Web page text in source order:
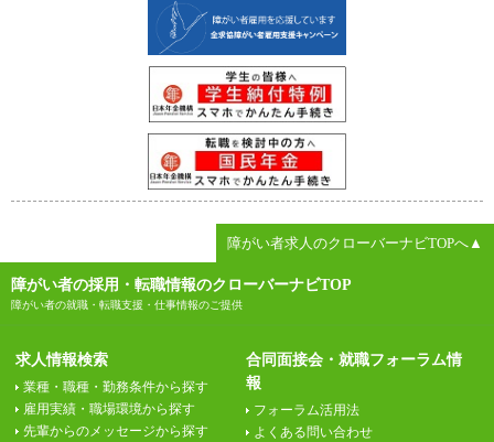
障がい者求人のクローバーナビTOPへ▲
障がい者の採用・転職情報のクローバーナビTOP
障がい者の就職・転職支援・仕事情報のご提供
求人情報検索
業種・職種・勤務条件から探す
雇用実績・職場環境から探す
先輩からのメッセージから探す
合同面接会・就職フォーラム情
報
フォーラム活用法
よくある問い合わせ